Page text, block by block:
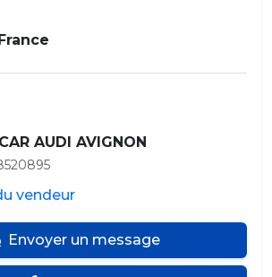
AUDI AVIGNON
vendeur
Envoyer un message